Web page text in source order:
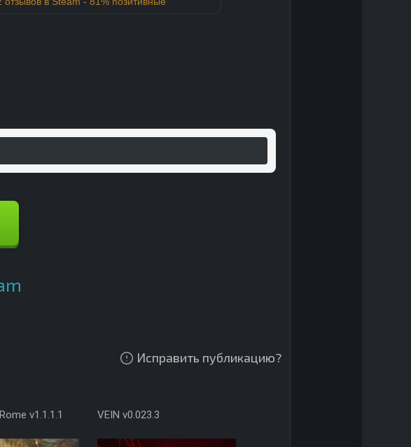
Исправить публикацию?
v1.1.1.1 VEIN v0.023.3